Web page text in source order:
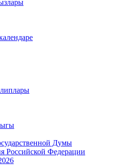
Думы
Российской Федерации